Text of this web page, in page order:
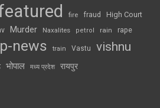
fire fraud High Court
Murder Naxalites petrol rain rape
news train Vastu vishnu
भोपाल मध्य प्रदेश रायपुर